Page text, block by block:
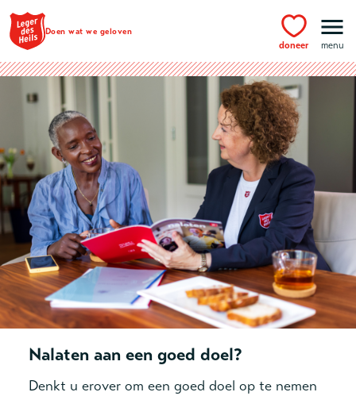
Ga naar hoofdinhoud
Doen wat we geloven
doneer menu
Nalaten aan een goed doel?
Denkt u erover om een goed doel op te nemen